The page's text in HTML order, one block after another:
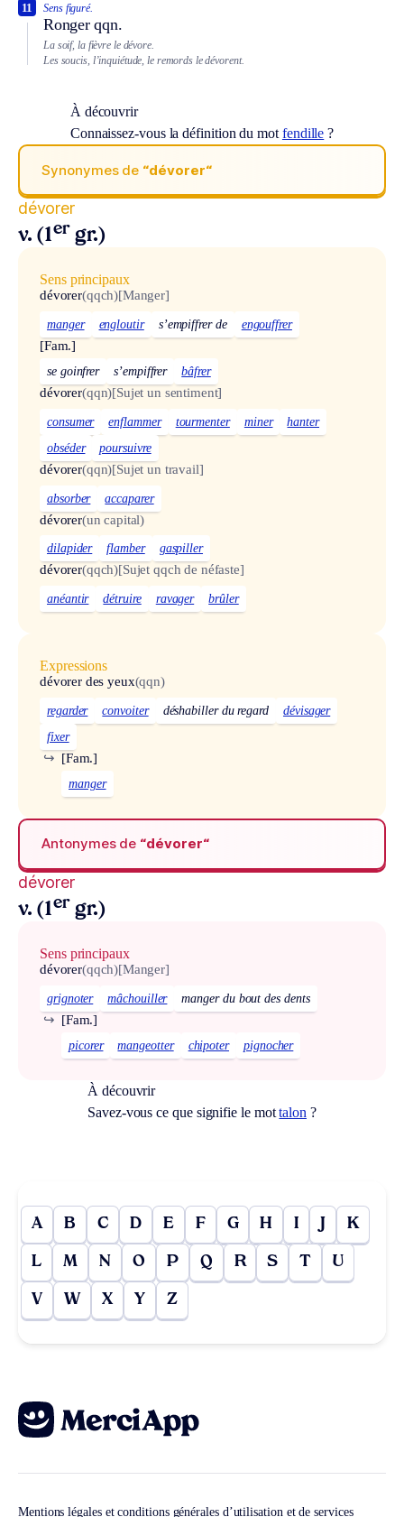
Sens figuré.
Ronger qqn.
11
La soif, la fièvre le dévore.
Les soucis, l’inquiétude, le remords le dévorent.
À découvrir
Connaissez-vous la définition du motfendille ?
Synonymes de “dévorer“
dévorer
v. (1er gr.)
Sens principaux
dévorer(qqch)[Manger]
manger engloutir s’empiffrer de engouffrer
[Fam.]
se goinfrer s’empiffrer bâfrer
dévorer(qqn)[Sujet un sentiment]
consumer enflammer tourmenter miner
hanter
obséder
poursuivre
dévorer(qqn)[Sujet un travail]
absorber accaparer
dévorer(un capital)
dilapider flamber gaspiller
dévorer(qqch)[Sujet qqch de néfaste]
anéantir détruire ravager brûler
Expressions
dévorer des yeux(qqn)
regarder convoiter déshabiller du regard
dévisager
fixer
[Fam.]
↪
manger
Antonymes de “dévorer“
dévorer
v. (1er gr.)
Sens principaux
dévorer(qqch)[Manger]
grignoter mâchouiller manger du bout des dents
[Fam.]
↪
picorer mangeotter chipoter pignocher
À découvrir
Savez-vous ce que signifie le mottalon ?
A B C D E F G H I J K
L M N O P Q R S T U
V W X Y Z
Mentions légales et conditions générales d’utilisation et de services